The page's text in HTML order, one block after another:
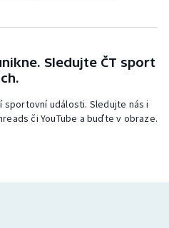
Sledujte ČT sport
události. Sledujte nás i
či YouTube a buďte v obraze.